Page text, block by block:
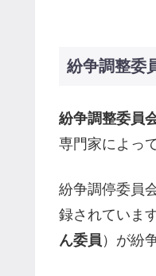
紛争調整委
紛争調整委員
専門家によっ
紛争調停委員
録されていま
ん委員 ）が紛